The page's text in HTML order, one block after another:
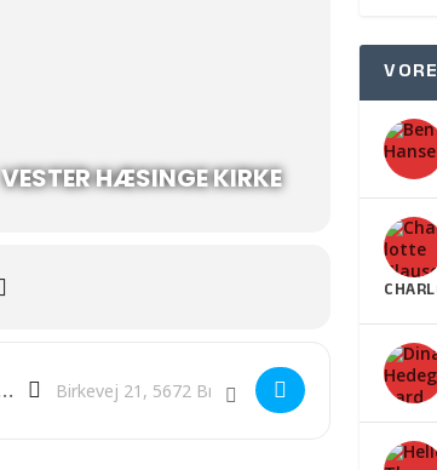
VESTER HÆSINGE KIRKE
Destination Address - Gudstjeneste & Plant et